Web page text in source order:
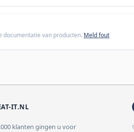
documentatie van producten. Meld fout
IT.NL
klanten gingen u voor